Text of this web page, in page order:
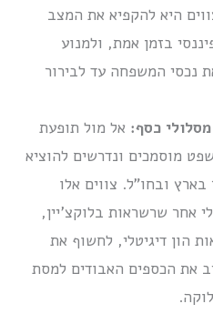
היא להקפיא את המצב
בזמן אמת, ולמנוע
נכסי המשפחה עד לבירור
כסף: אל מול תופעת
מוסמכים ונדרשים להוציא
ובחו”ל. צווים אלו
אחר שרשראות בלוקצ’יין,
הון דיגיטלי, לחשוף את
את הכספים האבודים למסת